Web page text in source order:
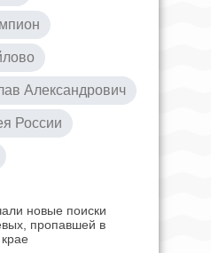
Александрович
России
новые поиски
пропавшей в